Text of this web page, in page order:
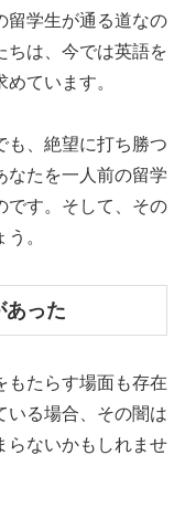
留学生が通る道なの
ちは、今では英語を
ています。
も、絶望に打ち勝つ
なたを一人前の留学
です。そして、その
。
あった
もたらす場面も存在
いる場合、その闇は
らないかもしれませ